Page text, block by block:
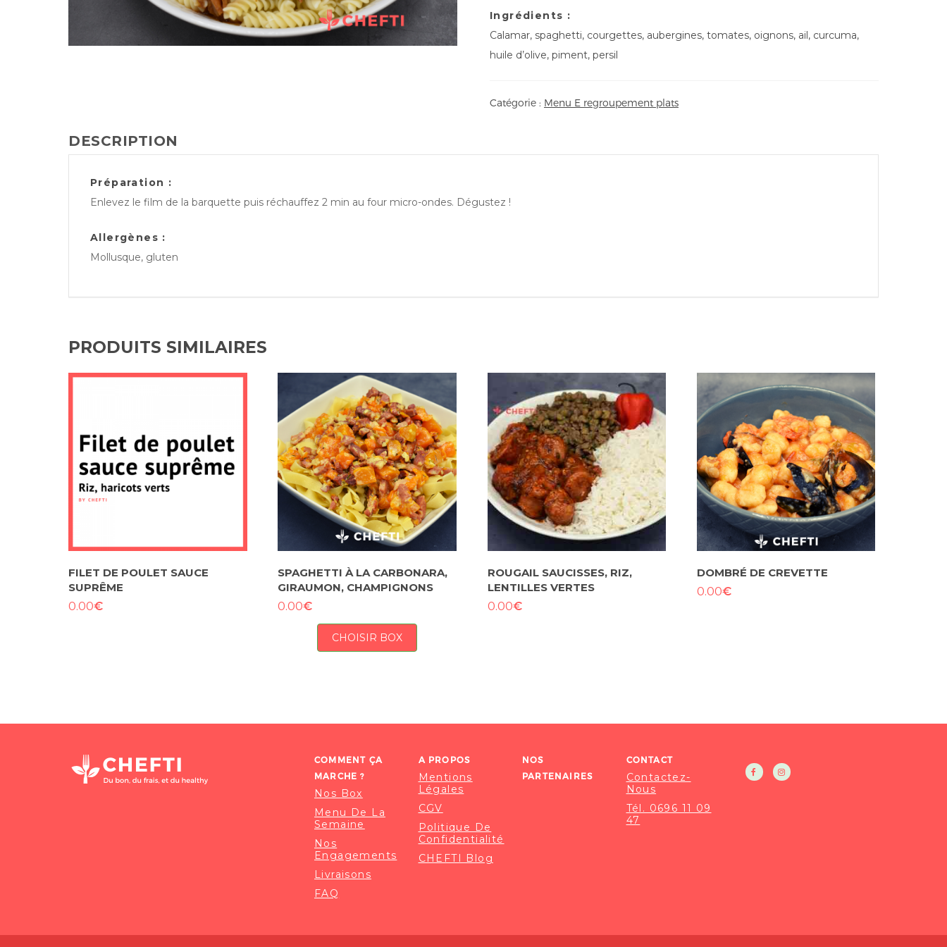
Ingrédients :
Calamar, spaghetti, courgettes, aubergines, tomates, oignons, ail, curcuma,
huile d’olive, piment, persil
Catégorie : Menu E regroupement plats
DESCRIPTION
Préparation :
Enlevez le film de la barquette puis réchauffez 2 min au four micro-ondes. Dégustez !
Allergènes :
Mollusque, gluten
PRODUITS SIMILAIRES
FILET DE POULET SAUCE
SUPRÊME
0.00€
SPAGHETTI À LA CARBONARA,
GIRAUMON, CHAMPIGNONS
0.00€
CHOISIR BOX
ROUGAIL SAUCISSES, RIZ,
LENTILLES VERTES
0.00€
DOMBRÉ DE CREVETTE
0.00€
COMMENT ÇA
MARCHE ?
Nos Box
Menu De La
Semaine
Nos
Engagements
Livraisons
FAQ
A PROPOS
Mentions
Légales
CGV
Politique De
Confidentialité
CHEFTI Blog
NOS
PARTENAIRES
CONTACT
Contactez-
Nous
Tél. 0696 11 09
47